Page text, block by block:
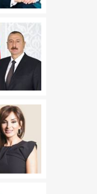
11:06
08 Avqust
08 Avqust
08:30
08 Avqust
08:20
08 Avqust